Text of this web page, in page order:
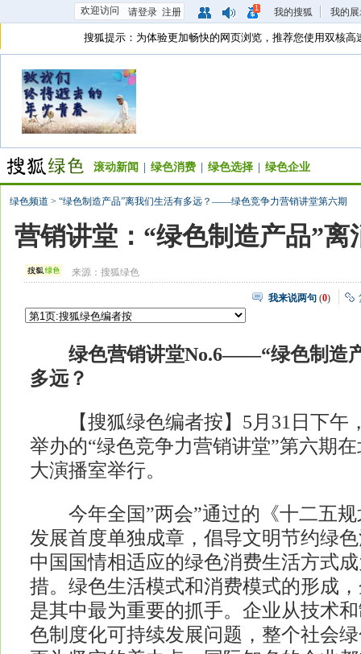
欢迎访问 请登录 注册 1 我的搜狐 我的
搜狐提示：为体验更加畅快的网页浏览，推荐您使用双核高
滚动新闻 绿色消费 绿色选择 绿色企业
绿色频道 > “绿色制造产品”离我们生活有多远？——绿色竞争力营销讲堂第六期
营销讲堂：“绿色制造产品”离
来源：搜狐绿色
我来说两句 (0)
绿色营销讲堂No.6——“绿色制造
多远？
【搜狐绿色编者按】5月31日下午
举办的“绿色竞争力营销讲堂”第六期
大演播室举行。
今年全国”两会”通过的《十二五规
发展首度单独成章，倡导文明节约绿
中国国情相适应的绿色消费生活方式
措。绿色生活模式和消费模式的形成
是其中最为重要的抓手。企业从技术
色制度化可持续发展问题，整个社会